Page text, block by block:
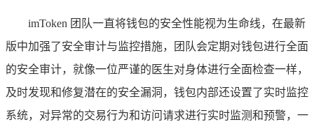
imToken 团队一直将钱包的安全性能视为生命线，在最新
版中加强了安全审计与监控措施，团队会定期对钱包进行全面
的安全审计，就像一位严谨的医生对身体进行全面检查一样，
及时发现和修复潜在的安全漏洞，钱包内部还设置了实时监控
系统，对异常的交易行为和访问请求进行实时监测和预警，一